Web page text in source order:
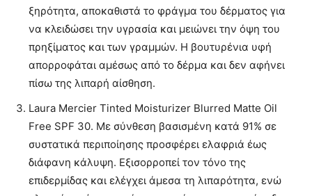
ξηρότητα, αποκαθιστά το φράγμα του δέρματος για
να κλειδώσει την υγρασία και μειώνει την όψη του
πρηξίματος και των γραμμών. Η βουτυρένια υφή
απορροφάται αμέσως από το δέρμα και δεν αφήνει
πίσω της λιπαρή αίσθηση.
Laura Mercier Tinted Moisturizer Blurred Matte Oil
Free SPF 30. Με σύνθεση βασισμένη κατά 91% σε
συστατικά περιποίησης προσφέρει ελαφριά έως
διάφανη κάλυψη. Εξισορροπεί τον τόνο της
επιδερμίδας και ελέγχει άμεσα τη λιπαρότητα, ενώ